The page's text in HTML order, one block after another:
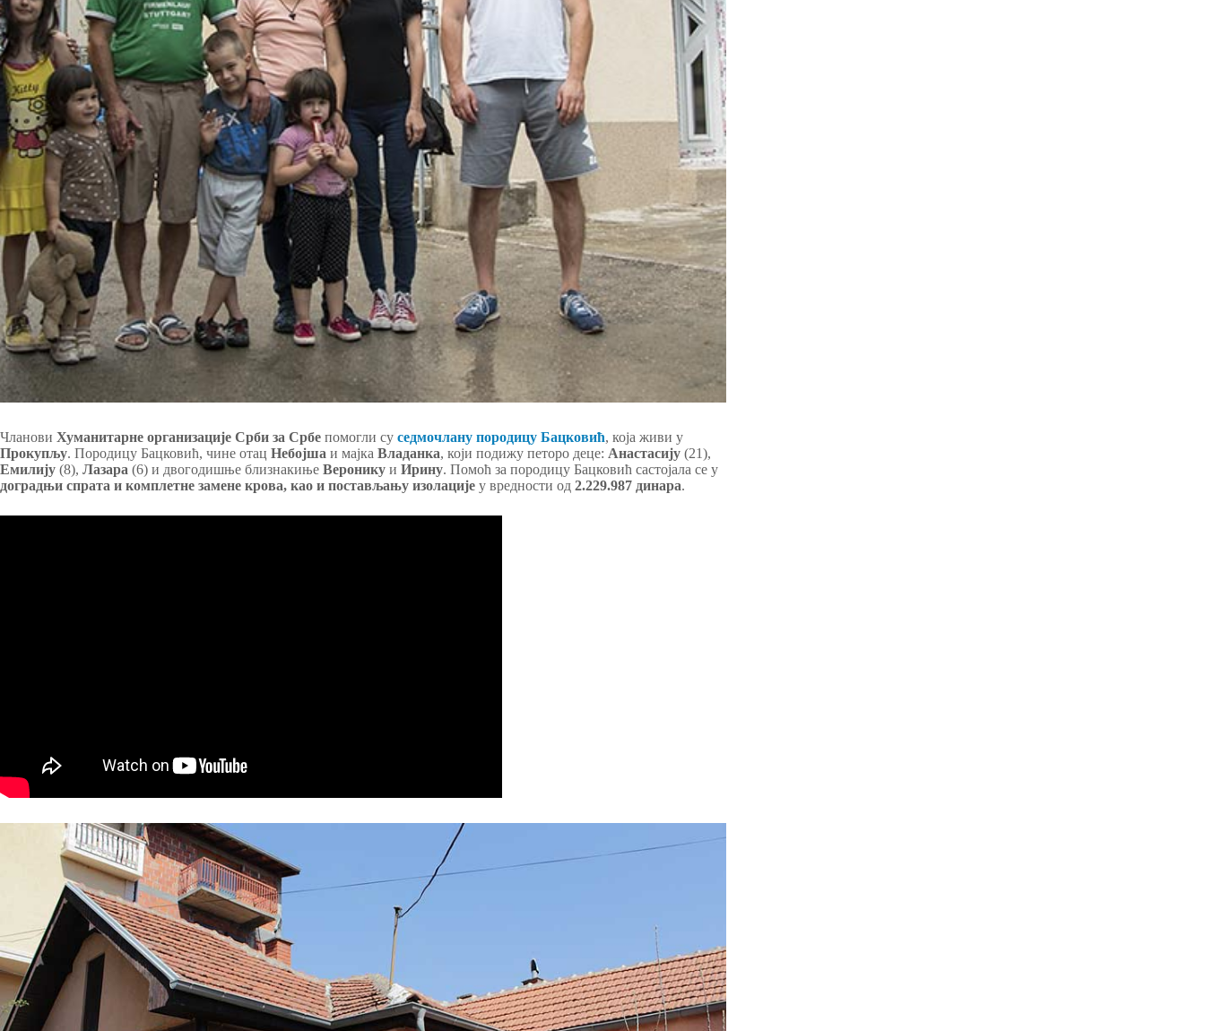
Чланови Хуманитарне организације Срби за Србе помогли су седмочлану породицу Бацковић, која живи у
Прокупљу. Породицу Бацковић, чине отац Небојша и мајка Владанка, који подижу петоро деце: Анастасију (21),
Емилију (8), Лазара (6) и двогодишње близнакиње Веронику и Ирину. Помоћ за породицу Бацковић састојала се у
доградњи спрата и комплетне замене крова, као и постављању изолације у вредности од 2.229.987 динара.